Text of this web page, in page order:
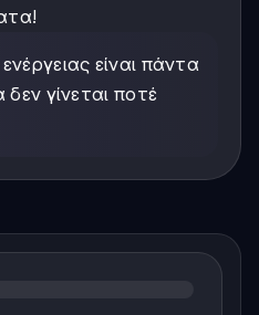
είναι πάντα
δεν γίνεται ποτέ